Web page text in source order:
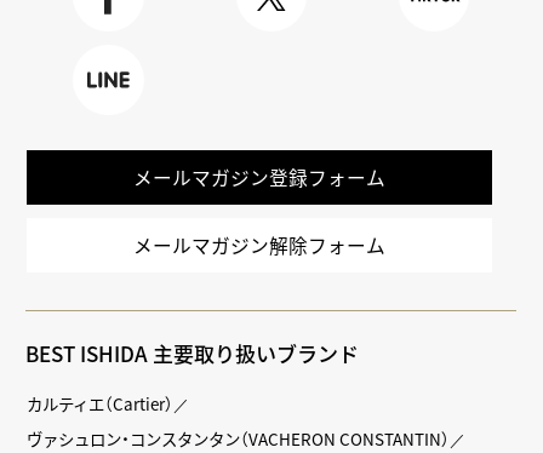
メールマガジン登録フォーム
メールマガジン解除フォーム
BEST ISHIDA 主要取り扱いブランド
カルティエ（Cartier）
ヴァシュロン・コンスタンタン（VACHERON CONSTANTIN）